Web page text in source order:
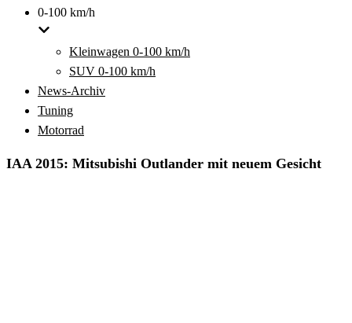
0-100 km/h
Kleinwagen 0-100 km/h
SUV 0-100 km/h
News-Archiv
Tuning
Motorrad
IAA 2015: Mitsubishi Outlander mit neuem Gesicht